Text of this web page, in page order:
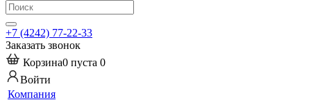
+7 (4242) 77-22-33
Заказать звонок
Корзина0 пуста 0
Войти
Компания